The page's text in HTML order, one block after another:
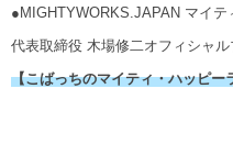
●MIGHTYWORKS.JAPAN マイテ
代表取締役 木場修二オフィシャル
【こばっちのマイティ・ハッピー